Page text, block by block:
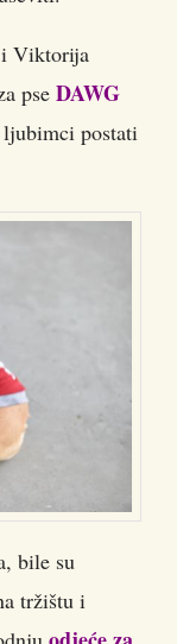
i Viktorija
pse DAWG
postati
bile su
tržištu i